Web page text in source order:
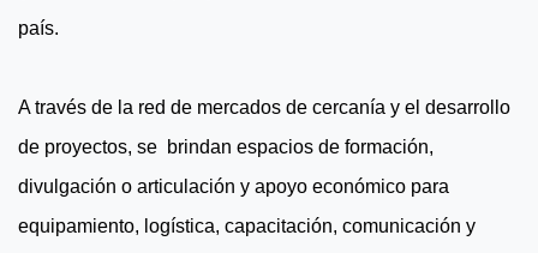
país.
A través de la red de mercados de cercanía y el desarrollo
de proyectos, se brindan espacios de formación,
divulgación o articulación y apoyo económico para
equipamiento, logística, capacitación, comunicación y